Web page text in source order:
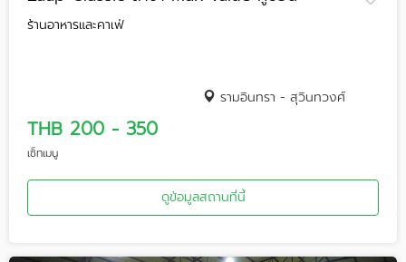
ร้านอาหารและคาเฟ่
รามอินทรา - สุวินทวงศ์
THB 200 - 350
เซ็ทเมนู
ดูข้อมูลสถานที่นี้